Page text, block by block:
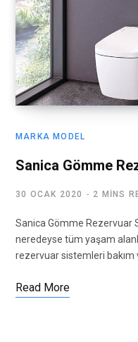
MARKA MODEL
Sanica Gömme
30 OCAK 2020 2 MINS
Sanica Gömme Rezervuar
neredeyse tüm yaşam
rezervuar sistemleri bakım
Read More